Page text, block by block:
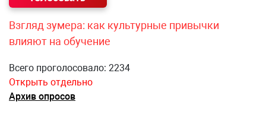
Взгляд зумера: как культурные привычки
влияют на обучение
Всего проголосовало: 2234
Открыть отдельно
Архив опросов